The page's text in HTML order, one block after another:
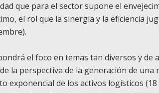
que para el sector supone el
el rol que la sinergia y la eficiencia
el foco en temas tan diversos y de
la perspectiva de la generación de una
exponencial de los activos logísticos